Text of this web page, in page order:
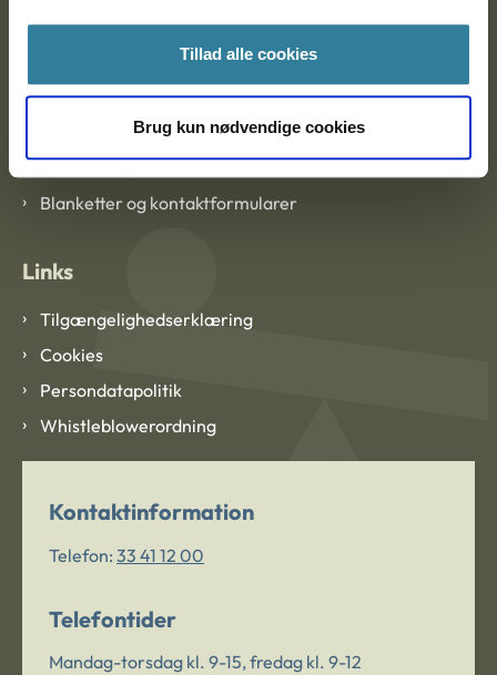
Tillad alle cookies
Brug kun nødvendige cookies
CVR: 1007 4002
Om Ankestyrelsen
Om Ankestyrelsen
Blanketter og kontaktformularer
Links
Tilgængelighedserklæring
Cookies
Persondatapolitik
Whistleblowerordning
Kontaktinformation
Telefon: 33 41 12 00
Telefontider
Mandag-torsdag kl. 9-15, fredag kl. 9-12